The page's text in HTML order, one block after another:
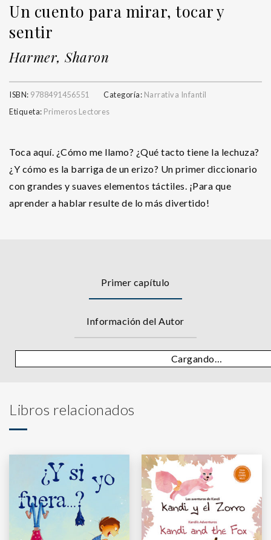
Un cuento para mirar, tocar y
sentir
Harmer, Sharon
ISBN: 9788491456551 Categoría: Narrativa Infantil
Etiqueta: Primeros Lectores
Toca aquí. ¿Cómo me llamo? ¿Qué tacto tiene la lechuza?
¿Y cómo es la barriga de un erizo? Un primer diccionario
con grandes y suaves elementos táctiles. ¡Para que
aprender a hablar resulte de lo más divertido!
Primer capítulo
Información del Autor
Cargando…
Libros relacionados